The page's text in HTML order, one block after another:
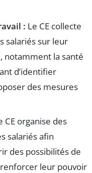
: Le CE collecte
salariés sur leur
notamment la santé
d’identifier
des mesures
CE organise des
salariés afin
des possibilités de
leur pouvoir